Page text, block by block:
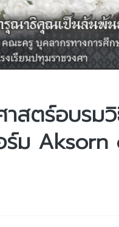
สตร์อบรม
ร์ม Aksorn